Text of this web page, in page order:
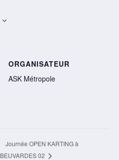
ORGANISATEUR
ASK Métropole
Journée OPEN KARTING à
BEUVARDES 02